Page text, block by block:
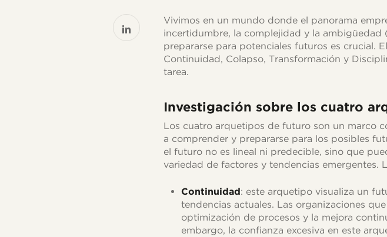
Vivimos en un mundo donde el panorama
incertidumbre, la complejidad y la ambigüedad
prepararse para potenciales futuros es crucial.
Continuidad, Colapso, Transformación y
tarea.
Investigación sobre los cuatro
Los cuatro arquetipos de futuro son un marco
a comprender y prepararse para los posibles
el futuro no es lineal ni predecible, sino que
variedad de factores y tendencias emergentes.
Continuidad: este arquetipo visualiza un
tendencias actuales. Las organizaciones
optimización de procesos y la mejora
embargo, la confianza excesiva en este